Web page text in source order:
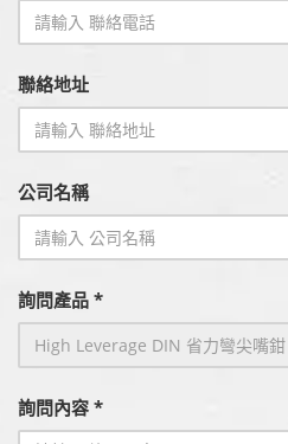
聯絡地址
公司名稱
詢問產品 *
詢問內容 *